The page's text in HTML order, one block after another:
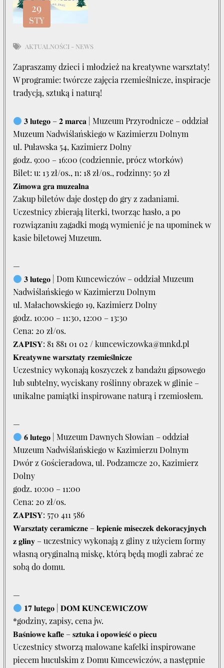
29
STY
AKTUALNOŚCI - NEWS
Zapraszamy dzieci i młodzież na kreatywne warsztaty!
W programie: twórcze zajęcia rzemieślnicze, inspiracje
tradycją, sztuką i naturą!
𝟑 𝐥𝐮𝐭𝐞𝐠𝐨 – 𝟐 𝐦𝐚𝐫𝐜𝐚 | Muzeum Przyrodnicze – oddział
Muzeum Nadwiślańskiego w Kazimierzu Dolnym
ul. Puławska 54, Kazimierz Dolny
godz. 9:00 – 16:00 (codziennie, prócz wtorków)
Bilet: u: 13 zł/os., n: 18 zł/os., rodzinny: 50 zł
𝐙𝐢𝐦𝐨𝐰𝐚 𝐠𝐫𝐚 𝐦𝐮𝐳𝐞𝐚𝐥𝐧𝐚
Zakup biletów daje dostęp do gry z zadaniami.
Uczestnicy zbierają literki, tworząc hasło, a po
rozwiązaniu zagadki mogą wymienić je na upominek w
kasie biletowej Muzeum.
—
𝟑 𝐥𝐮𝐭𝐞𝐠𝐨 | Dom Kuncewiczów – oddział Muzeum
Nadwiślańskiego w Kazimierzu Dolnym
ul. Małachowskiego 19, Kazimierz Dolny
godz. 10:00 – 11:30, 12:00 – 13:30
Cena: 20 zł/os.
𝐙𝐀𝐏𝐈𝐒𝐘: 81 881 01 02 / kuncewiczowka@mnkd.pl
𝐊𝐫𝐞𝐚𝐭𝐲𝐰𝐧𝐞 𝐰𝐚𝐫𝐬𝐳𝐭𝐚𝐭𝐲 𝐫𝐳𝐞𝐦𝐢𝐞𝐬́𝐥𝐧𝐢𝐜𝐳𝐞
Uczestnicy wykonają koszyczek z bandażu gipsowego
lub subtelny, wyciskany roślinny obrazek w glinie –
unikalne pamiątki inspirowane naturą i rzemiosłem.
—
𝟔 𝐥𝐮𝐭𝐞𝐠𝐨 | Muzeum Dawnych Słowian – oddział
Muzeum Nadwiślańskiego w Kazimierzu Dolnym
Dwór z Gościeradowa, ul. Podzamcze 20, Kazimierz
Dolny
godz. 10:00 – 11:00
Cena: 20 zł/os.
𝐙𝐀𝐏𝐈𝐒𝐘: 570 411 586
𝐖𝐚𝐫𝐬𝐳𝐭𝐚𝐭𝐲 𝐜𝐞𝐫𝐚𝐦𝐢𝐜𝐳𝐧𝐞 – 𝐥𝐞𝐩𝐢𝐞𝐧𝐢𝐞 𝐦𝐢𝐬𝐞𝐜𝐳𝐞𝐤 𝐝𝐞𝐤𝐨𝐫𝐚𝐜𝐲𝐣𝐧𝐲𝐜𝐡
𝐳 𝐠𝐥𝐢𝐧𝐲 – uczestnicy wykonają z gliny z użyciem formy
własną oryginalną miskę, którą będą mogli zabrać ze
sobą do domu.
—
𝟏𝟕 𝐥𝐮𝐭𝐞𝐠𝐨 | 𝐃𝐎𝐌 𝐊𝐔𝐍𝐂𝐄𝐖𝐈𝐂𝐙𝐎́𝐖
*godziny, zapisy, cena jw.
𝐁𝐚𝐬́𝐧𝐢𝐨𝐰𝐞 𝐤𝐚𝐟𝐥𝐞 – 𝐬𝐳𝐭𝐮𝐤𝐚 𝐢 𝐨𝐩𝐨𝐰𝐢𝐞𝐬́𝐜́ 𝐨 𝐩𝐢𝐞𝐜𝐮
Uczestnicy stworzą malowane kafelki inspirowane
piecem huculskim z Domu Kuncewiczów, a następnie